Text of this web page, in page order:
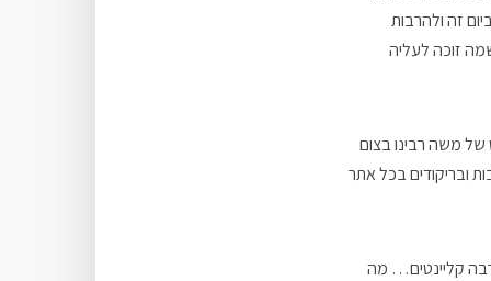
זה ולהרבות
זוכה לעליה
של משה רבינו בצום
ובריקודים בכל אתר
קליינטים… מה